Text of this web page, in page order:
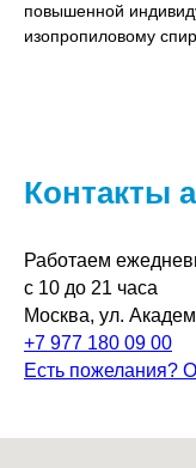
повышенной
изопропиловому
Контакты
Работаем
с 10 до 21 часа
Москва, ул.
+7 977 180 09 00
Есть пожелания?